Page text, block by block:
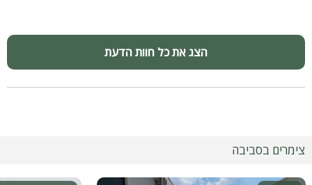
הצג את כל חוות הדעת
צימרים בסביבה